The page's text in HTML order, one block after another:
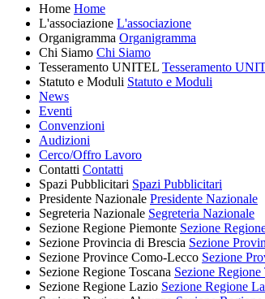
Home Home
L'associazione L'associazione
Organigramma Organigramma
Chi Siamo Chi Siamo
Tesseramento UNITEL Tesseramento
Statuto e Moduli Statuto e Moduli
News
Eventi
Convenzioni
Audizioni
Cerco/Offro Lavoro
Contatti Contatti
Spazi Pubblicitari Spazi Pubblicitari
Presidente Nazionale Presidente Nazionale
Segreteria Nazionale Segreteria Nazionale
Sezione Regione Piemonte Sezione
Sezione Provincia di Brescia Sezione
Sezione Province Como-Lecco Sezione
Sezione Regione Toscana Sezione Regione
Sezione Regione Lazio Sezione Regione